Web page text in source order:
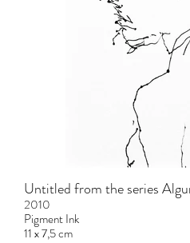
Untitled from the series
2010
Pigment Ink
11 x 7,5 cm